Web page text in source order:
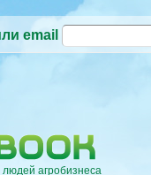
email
агробизнеса